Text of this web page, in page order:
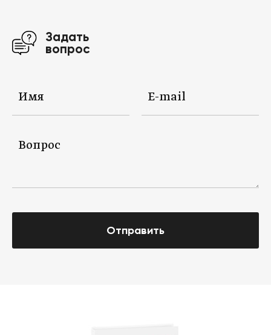
Задать
вопрос
Отправить